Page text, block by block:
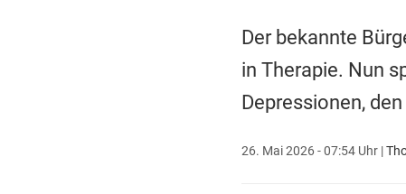
Der bekannte
in Therapie. Nun
Depressionen,
26. Mai 2026 - 07:54 Uhr |